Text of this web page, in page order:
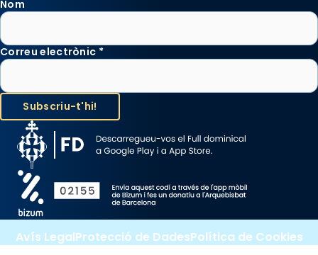
Nom
Correu electrònic *
Avís LegalProtecció de DadesPolítica de Cookies
Canal de denúncia